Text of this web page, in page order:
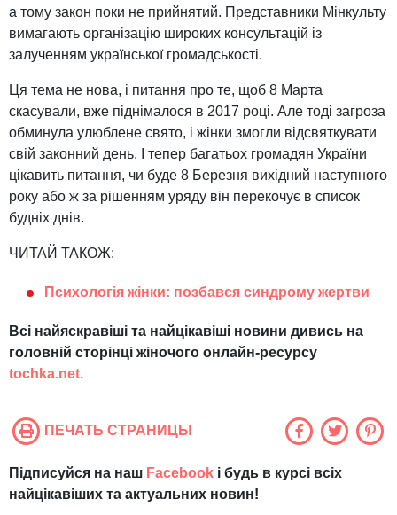
а тому закон поки не прийнятий. Представники Мінкульту
вимагають організацію широких консультацій із
залученням української громадськості.
Ця тема не нова, і питання про те, щоб 8 Марта
скасували, вже піднімалося в 2017 році. Але тоді загроза
обминула улюблене свято, і жінки змогли відсвяткувати
свій законний день. І тепер багатьох громадян України
цікавить питання, чи буде 8 Березня вихідний наступного
року або ж за рішенням уряду він перекочує в список
будніх днів.
ЧИТАЙ ТАКОЖ:
Психологія жінки: позбався синдрому жертви
Всі найяскравіші та найцікавіші новини дивись на
головній сторінці жіночого онлайн-ресурсу
tochka.net.
ПЕЧАТЬ СТРАНИЦЫ
Підписуйся на наш Facebook і будь в курсі всіх
найцікавіших та актуальних новин!